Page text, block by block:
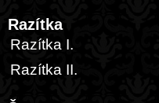
Razítka
Razítka I.
Razítka II.